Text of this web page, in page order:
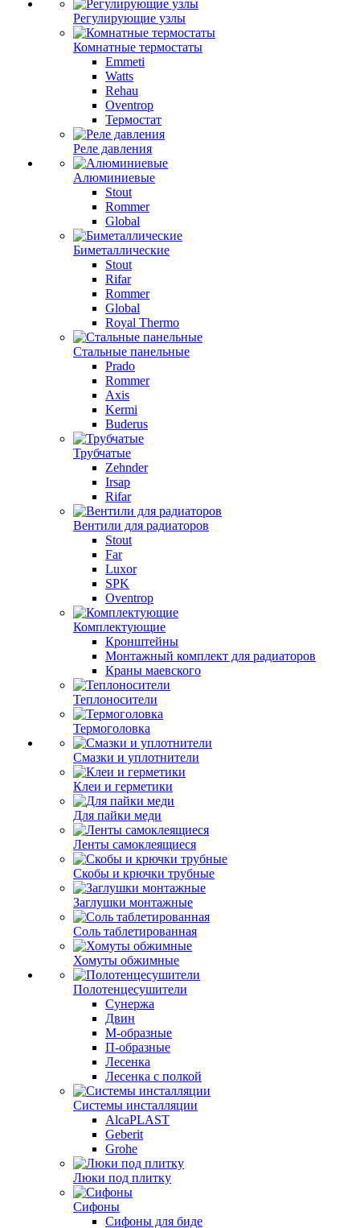
Регулирующие узлы
Комнатные термостаты
Emmeti
Watts
Rehau
Oventrop
Термостат
Реле давления
Алюминиевые
Stout
Rommer
Global
Биметаллические
Stout
Rifar
Rommer
Global
Royal Thermo
Стальные панельные
Prado
Rommer
Axis
Kermi
Buderus
Трубчатые
Zehnder
Irsap
Rifar
Вентили для радиаторов
Stout
Far
Luxor
SPK
Oventrop
Комплектующие
Кронштейны
Монтажный комплект для радиаторов
Краны маевского
Теплоносители
Термоголовка
Смазки и уплотнители
Клеи и герметики
Для пайки меди
Ленты самоклеящиеся
Скобы и крючки трубные
Заглушки монтажные
Соль таблетированная
Хомуты обжимные
Полотенцесушители
Сунержа
Двин
М-образные
П-образные
Лесенка
Лесенка с полкой
Системы инсталляции
AlcaPLAST
Geberit
Grohe
Люки под плитку
Сифоны
Сифoны для биде